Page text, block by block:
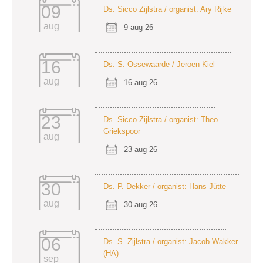
09
aug
Ds. Sicco Zijlstra / organist: Ary Rijke
9 aug 26
16
aug
Ds. S. Ossewaarde / Jeroen Kiel
16 aug 26
23
aug
Ds. Sicco Zijlstra / organist: Theo
Griekspoor
23 aug 26
30
aug
Ds. P. Dekker / organist: Hans Jütte
30 aug 26
06
sep
Ds. S. Zijlstra / organist: Jacob Wakker
(HA)